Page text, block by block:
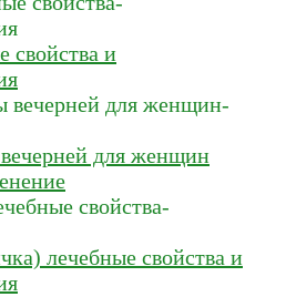
свойства и
для женщин
лечебные свойства и